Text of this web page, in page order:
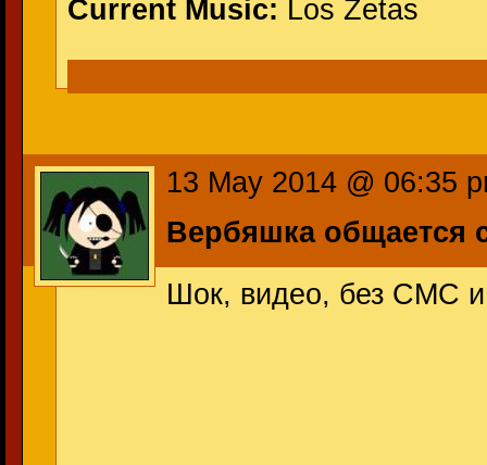
Current Music: Los Zetas
13 May 2014 @ 06:35
Вербяшка общается
Шок, видео, без СМС и